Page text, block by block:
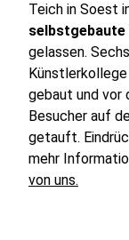
Teich in Soest
selbstgebaute
gelassen.
Künstlerkollege
gebaut und vor
Besucher auf
getauft.
mehr
von uns.